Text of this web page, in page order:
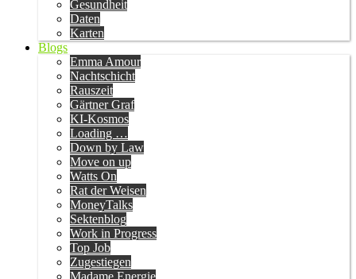
Gesundheit
Daten
Karten
Blogs
Emma Amour
Nachtschicht
Rauszeit
Gärtner Graf
KI-Kosmos
Loading …
Down by Law
Move on up
Watts On
Rat der Weisen
MoneyTalks
Sektenblog
Work in Progress
Top Job
Zugestiegen
Madame Energie